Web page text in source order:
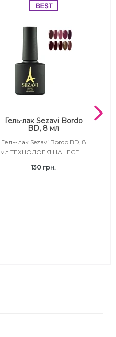
Гель-лак Sezavi Bordo
BD, 8 мл
Гель-лак Sezavi Bordo BD, 8
мл ТЕХНОЛОГІЯ НАНЕСЕН..
130 грн.